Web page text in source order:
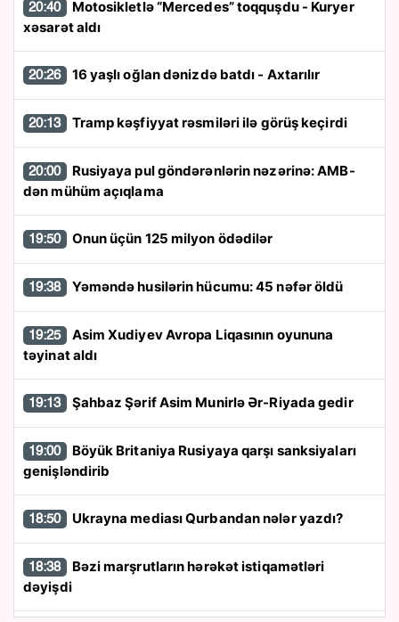
20:40
xəsarət aldı
20:26 16 yaşlı oğlan dənizdə batdı - Axtarılır
20:13 Tramp kəşfiyyat rəsmiləri ilə görüş keçirdi
20:00
dən mühüm açıqlama
19:50 Onun üçün 125 milyon ödədilər
19:38 Yəməndə husilərin hücumu: 45 nəfər öldü
19:25
təyinat aldı
19:13 Şahbaz Şərif Asim Munirlə Ər-Riyada gedir
19:00
genişləndirib
18:50 Ukrayna mediası Qurbandan nələr yazdı?
18:38
dəyişdi